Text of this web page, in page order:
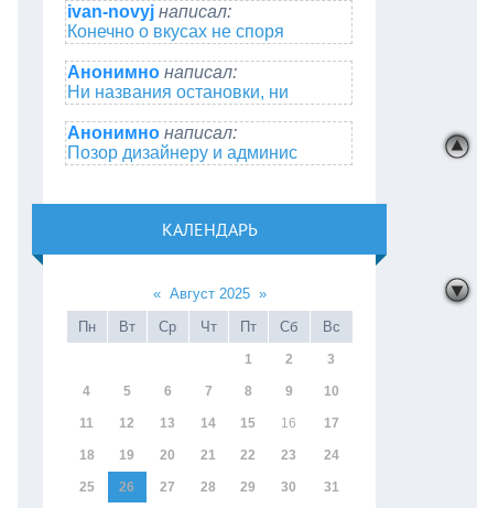
ivan-novyj написал:
Конечно о вкусах не споря
Анонимно написал:
Ни названия остановки, ни
Анонимно написал:
Позор дизайнеру и админис
КАЛЕНДАРЬ
« Август 2025 »
Пн
Вт Ср Чт Пт Сб Вс
1 2 3
4 5 6 7 8 9 10
11 12 13 14 15 16 17
18 19 20 21 22 23 24
25 26 27 28 29 30 31